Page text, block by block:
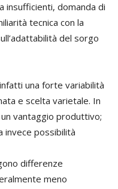
domanda di
tecnica con la
del sorgo
una forte variabilità
e scelta varietale. In
vantaggio produttivo;
invece possibilità
differenze
meno